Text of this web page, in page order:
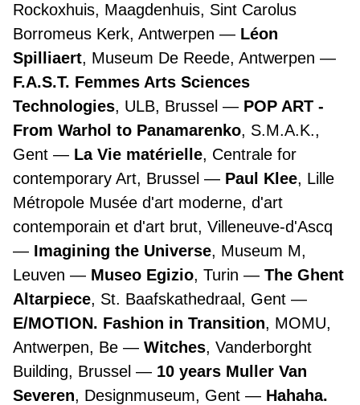
Rockoxhuis, Maagdenhuis, Sint Carolus
Borromeus Kerk, Antwerpen
Léon
Spilliaert, Museum De Reede, Antwerpen
F.A.S.T. Femmes Arts Sciences
Technologies, ULB, Brussel
POP ART -
From Warhol to Panamarenko, S.M.A.K.,
Gent
La Vie matérielle, Centrale for
contemporary Art, Brussel
Paul Klee, Lille
Métropole Musée d'art moderne, d'art
contemporain et d'art brut, Villeneuve-d'Ascq
Imagining the Universe, Museum M,
Leuven
Museo Egizio, Turin
The Ghent
Altarpiece, St. Baafskathedraal, Gent
E/MOTION. Fashion in Transition, MOMU,
Antwerpen, Be
Witches, Vanderborght
Building, Brussel
10 years Muller Van
Severen, Designmuseum, Gent
Hahaha.